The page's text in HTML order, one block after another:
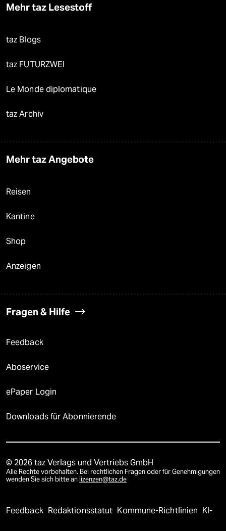
Mehr taz Lesestoff
taz Blogs
taz FUTURZWEI
Le Monde diplomatique
taz Archiv
Mehr taz Angebote
Reisen
Kantine
Shop
Anzeigen
Fragen & Hilfe
Feedback
Aboservice
ePaper Login
Downloads für Abonnierende
© 2026 taz Verlags und Vertriebs GmbH
Alle Rechte vorbehalten. Bei rechtlichen Fragen oder für Genehmigungen
wenden Sie sich bitte an lizenzen@taz.de
Feedback Redaktionsstatut Kommune-Richtlinien KI-